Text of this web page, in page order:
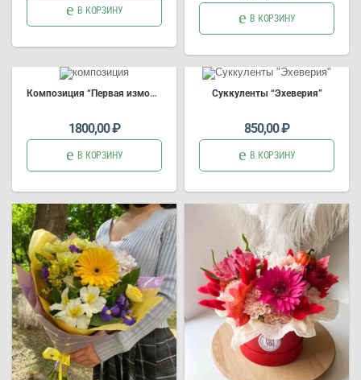
В КОРЗИНУ
В КОРЗИНУ
Композиция “Первая изморозь” (Арт.3935)
1800,00₽
В КОРЗИНУ
Суккуленты “Эхеверия”
850,00₽
В КОРЗИНУ